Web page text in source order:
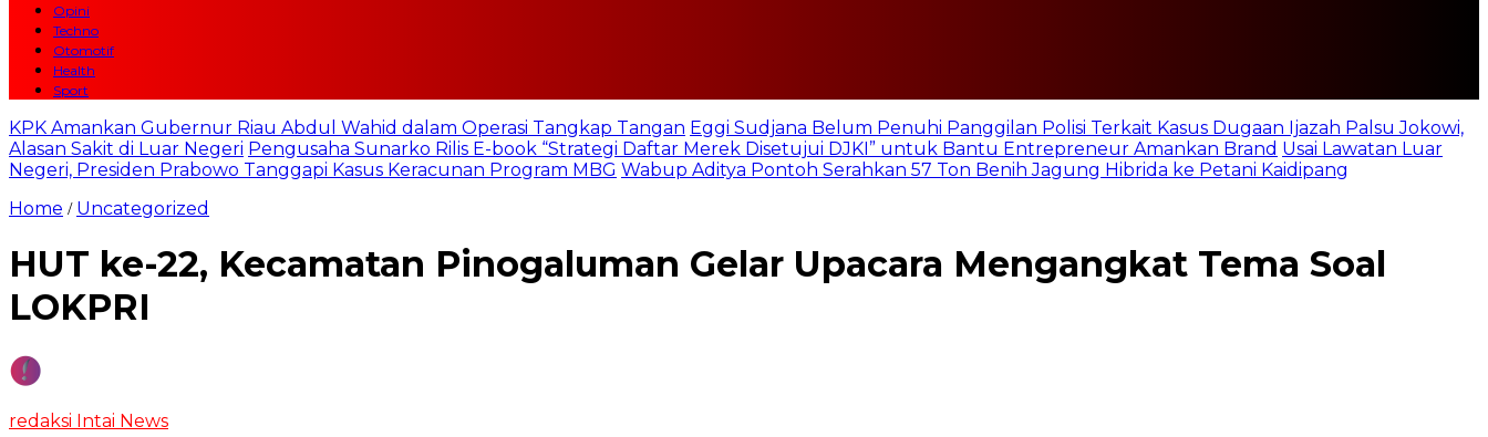
Opini
Techno
Otomotif
Health
Sport
KPK Amankan Gubernur Riau Abdul Wahid dalam Operasi Tangkap Tangan Eggi Sudjana Belum Penuhi Panggilan Polisi Terkait Kasus Dugaan Ijazah Palsu Jokowi,
Alasan Sakit di Luar Negeri Pengusaha Sunarko Rilis E-book “Strategi Daftar Merek Disetujui DJKI” untuk Bantu Entrepreneur Amankan Brand Usai Lawatan Luar
Negeri, Presiden Prabowo Tanggapi Kasus Keracunan Program MBG Wabup Aditya Pontoh Serahkan 57 Ton Benih Jagung Hibrida ke Petani Kaidipang
Home / Uncategorized
HUT ke-22, Kecamatan Pinogaluman Gelar Upacara Mengangkat Tema Soal
LOKPRI
redaksi Intai News